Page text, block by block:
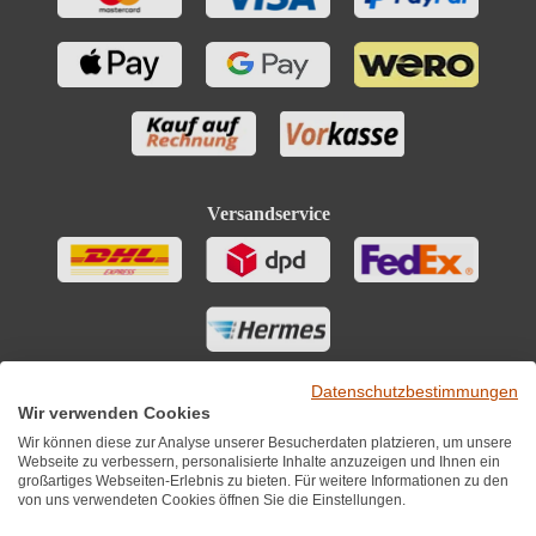
Versandservice
Datenschutzbestimmungen
Wir verwenden Cookies
Wir können diese zur Analyse unserer Besucherdaten platzieren, um unsere
Webseite zu verbessern, personalisierte Inhalte anzuzeigen und Ihnen ein
großartiges Webseiten-Erlebnis zu bieten. Für weitere Informationen zu den
von uns verwendeten Cookies öffnen Sie die Einstellungen.